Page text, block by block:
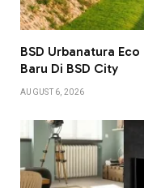
BSD Urbanatura
Baru Di BSD City
AUGUST 6, 2026